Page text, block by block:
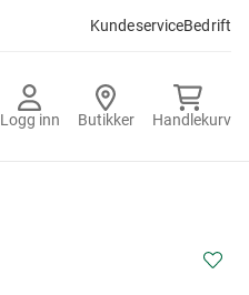
KundeserviceBedrift
Logg inn Butikker Handlekurv